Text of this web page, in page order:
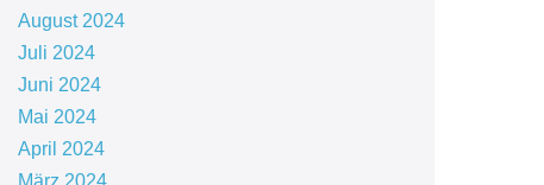
August 2024
Juli 2024
Juni 2024
Mai 2024
April 2024
März 2024